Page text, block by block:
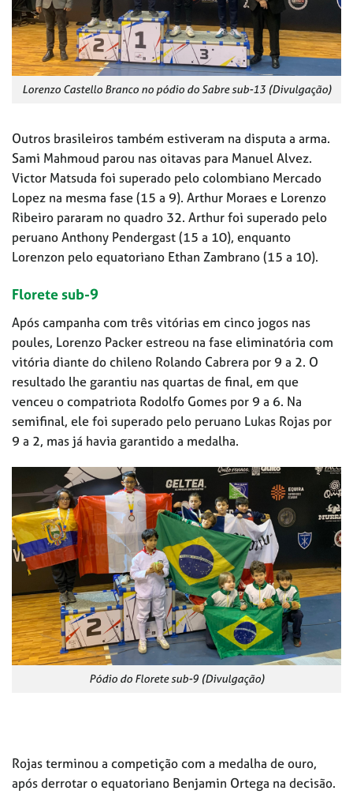
Lorenzo Castello Branco no pódio do Sabre sub-13 (Divulgação)
Outros brasileiros também estiveram na disputa a arma.
Sami Mahmoud parou nas oitavas para Manuel Alvez.
Victor Matsuda foi superado pelo colombiano Mercado
Lopez na mesma fase (15 a 9). Arthur Moraes e Lorenzo
Ribeiro pararam no quadro 32. Arthur foi superado pelo
peruano Anthony Pendergast (15 a 10), enquanto
Lorenzon pelo equatoriano Ethan Zambrano (15 a 10).
Florete sub-9
Após campanha com três vitórias em cinco jogos nas
poules, Lorenzo Packer estreou na fase eliminatória com
vitória diante do chileno Rolando Cabrera por 9 a 2. O
resultado lhe garantiu nas quartas de final, em que
venceu o compatriota Rodolfo Gomes por 9 a 6. Na
semifinal, ele foi superado pelo peruano Lukas Rojas por
9 a 2, mas já havia garantido a medalha.
Pódio do Florete sub-9 (Divulgação)
Rojas terminou a competição com a medalha de ouro,
após derrotar o equatoriano Benjamin Ortega na decisão.